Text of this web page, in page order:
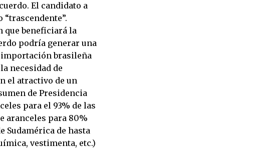
El candidato a
que beneficiará la
podría generar una
importación brasileña
necesidad de
el atractivo de un
de Presidencia
para el 93% de las
aranceles para 80%
Sudamérica de hasta
vestimenta, etc.)